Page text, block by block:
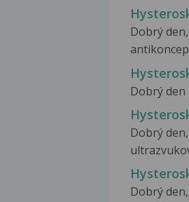
Dobrý
Dobrý den
Dobrý
Dobrý